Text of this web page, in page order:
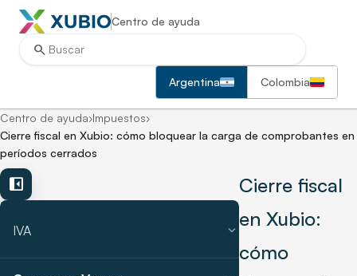
Centro de ayuda
search
Argentina Colombia
Centro de ayuda›Impuestos›
Cierre fiscal en Xubio: cómo bloquear la carga de comprobantes en
períodos cerrados
left_panel_close
IVA expand_more
Cierre fiscal
en Xubio:
cómo